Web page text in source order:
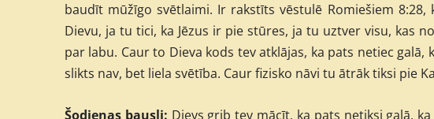
baudīt mūžīgo svētlaimi. Ir rakstīts vēstulē Romiešiem 8:28,
Dievu, ja tu tici, ka Jēzus ir pie stūres, ja tu uztver visu, kas
par labu. Caur to Dieva kods tev atklājas, ka pats netiec galā,
slikts nav, bet liela svētība. Caur fizisko nāvi tu ātrāk tiksi pie
Šodienas bausli: Dievs grib tev mācīt, ka pats netiksi galā,